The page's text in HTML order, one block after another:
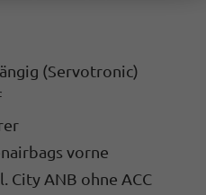
(Servotronic)
vorne
City ANB ohne ACC